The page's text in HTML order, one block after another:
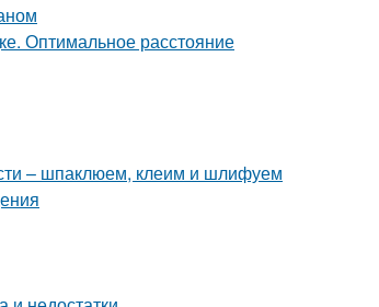
Оптимальное расстояние
– шпаклюем, клеим и шлифуем